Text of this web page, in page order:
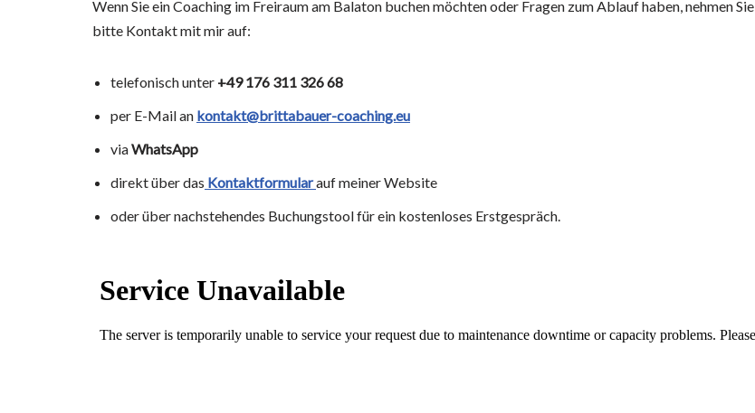
Wenn Sie ein Coaching im Freiraum am Balaton buchen möchten oder Fragen zum Ablauf haben, nehmen Sie
bitte Kontakt mit mir auf:
telefonisch unter +49 176 311 326 68
per E-Mail an kontakt@brittabauer-coaching.eu
viaWhatsApp
direkt über das Kontaktformularauf meiner Website
oder über nachstehendes Buchungstool für ein kostenloses Erstgespräch.